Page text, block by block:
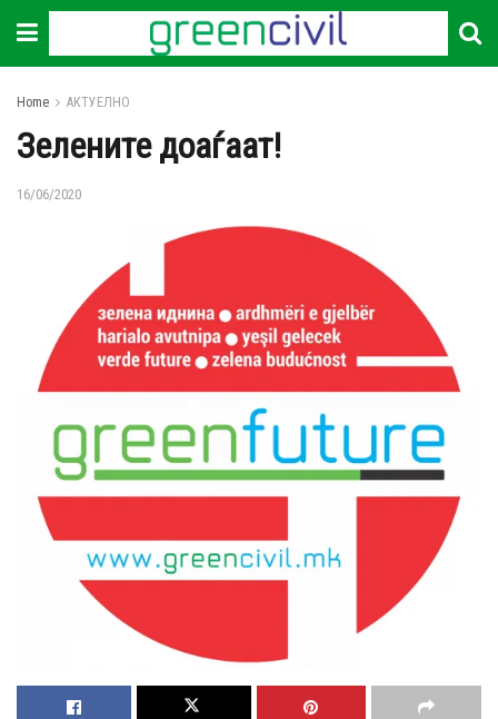
Home АКТУЕЛНО
Зелените доаѓаат!
16/06/2020